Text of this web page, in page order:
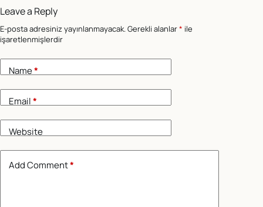
Leave a Reply
E-posta adresiniz yayınlanmayacak.Gerekli alanlar* ile
işaretlenmişlerdir
Name*
Email*
Website
Add Comment*